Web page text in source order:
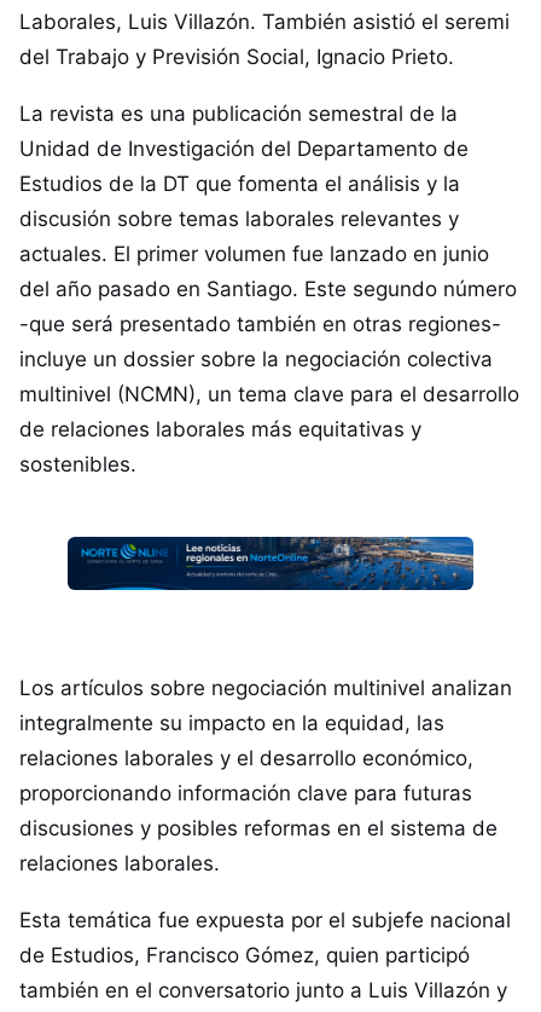
Laborales, Luis Villazón. También asistió el seremi
del Trabajo y Previsión Social, Ignacio Prieto.
La revista es una publicación semestral de la
Unidad de Investigación del Departamento de
Estudios de la DT que fomenta el análisis y la
discusión sobre temas laborales relevantes y
actuales. El primer volumen fue lanzado en junio
del año pasado en Santiago. Este segundo número
-que será presentado también en otras regiones-
incluye un dossier sobre la negociación colectiva
multinivel (NCMN), un tema clave para el desarrollo
de relaciones laborales más equitativas y
sostenibles.
Los artículos sobre negociación multinivel analizan
integralmente su impacto en la equidad, las
relaciones laborales y el desarrollo económico,
proporcionando información clave para futuras
discusiones y posibles reformas en el sistema de
relaciones laborales.
Esta temática fue expuesta por el subjefe nacional
de Estudios, Francisco Gómez, quien participó
también en el conversatorio junto a Luis Villazón y